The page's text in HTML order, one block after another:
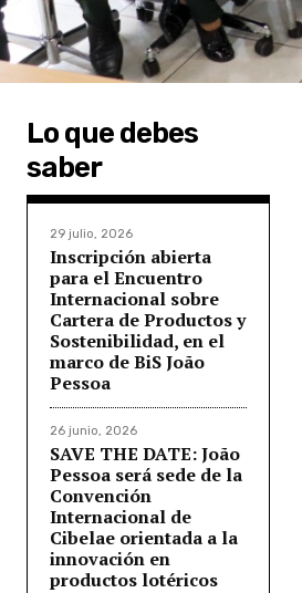
Lo que debes
saber
29 julio, 2026
Inscripción abierta
para el Encuentro
Internacional sobre
Cartera de Productos y
Sostenibilidad, en el
marco de BiS João
Pessoa
26 junio, 2026
SAVE THE DATE: João
Pessoa será sede de la
Convención
Internacional de
Cibelae orientada a la
innovación en
productos lotéricos